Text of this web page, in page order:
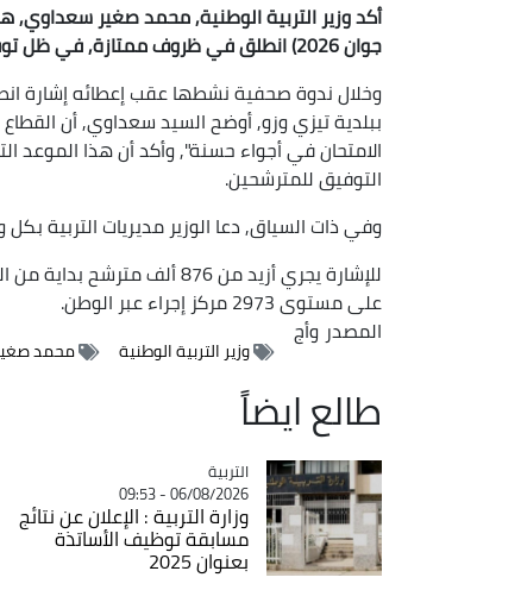
أكد وزير التربية الوطنية, محمد صغير سعداوي,
جوان 2026) انطلق في ظروف ممتازة, في ظل توفر كل شروط نجاح هذا الموعد التربوي الوطني.
وخلال ندوة صحفية نشطها عقب إعطائه إشارة
ببلدية تيزي وزو, أوضح السيد سعداوي, أن
الامتحان في أجواء حسنة", وأكد أن هذا الموعد
التوفيق للمترشحين.
وفي ذات السياق, دعا الوزير مديريات التربية
للإشارة يجري أزيد من 876
على مستوى 2973 مركز إجراء عبر الوطن.
المصدر وأج
وزير التربية الوطنية محمد
طالع ايضاً
Catégorie
التربية
06/08/2026 - 09:53
وزارة التربية : الإعلان عن نتائج
مسابقة توظيف الأساتذة
بعنوان 2025